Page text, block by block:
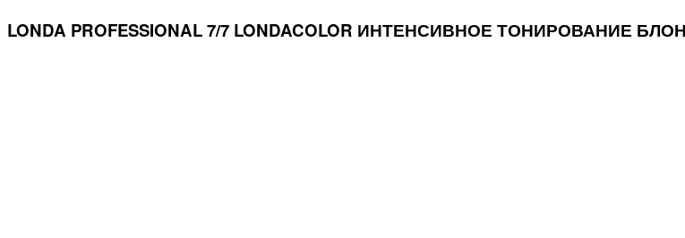
LONDA PROFESSIONAL 7/7 LONDACOLOR ИНТЕНСИВНОЕ ТОНИРОВАНИЕ